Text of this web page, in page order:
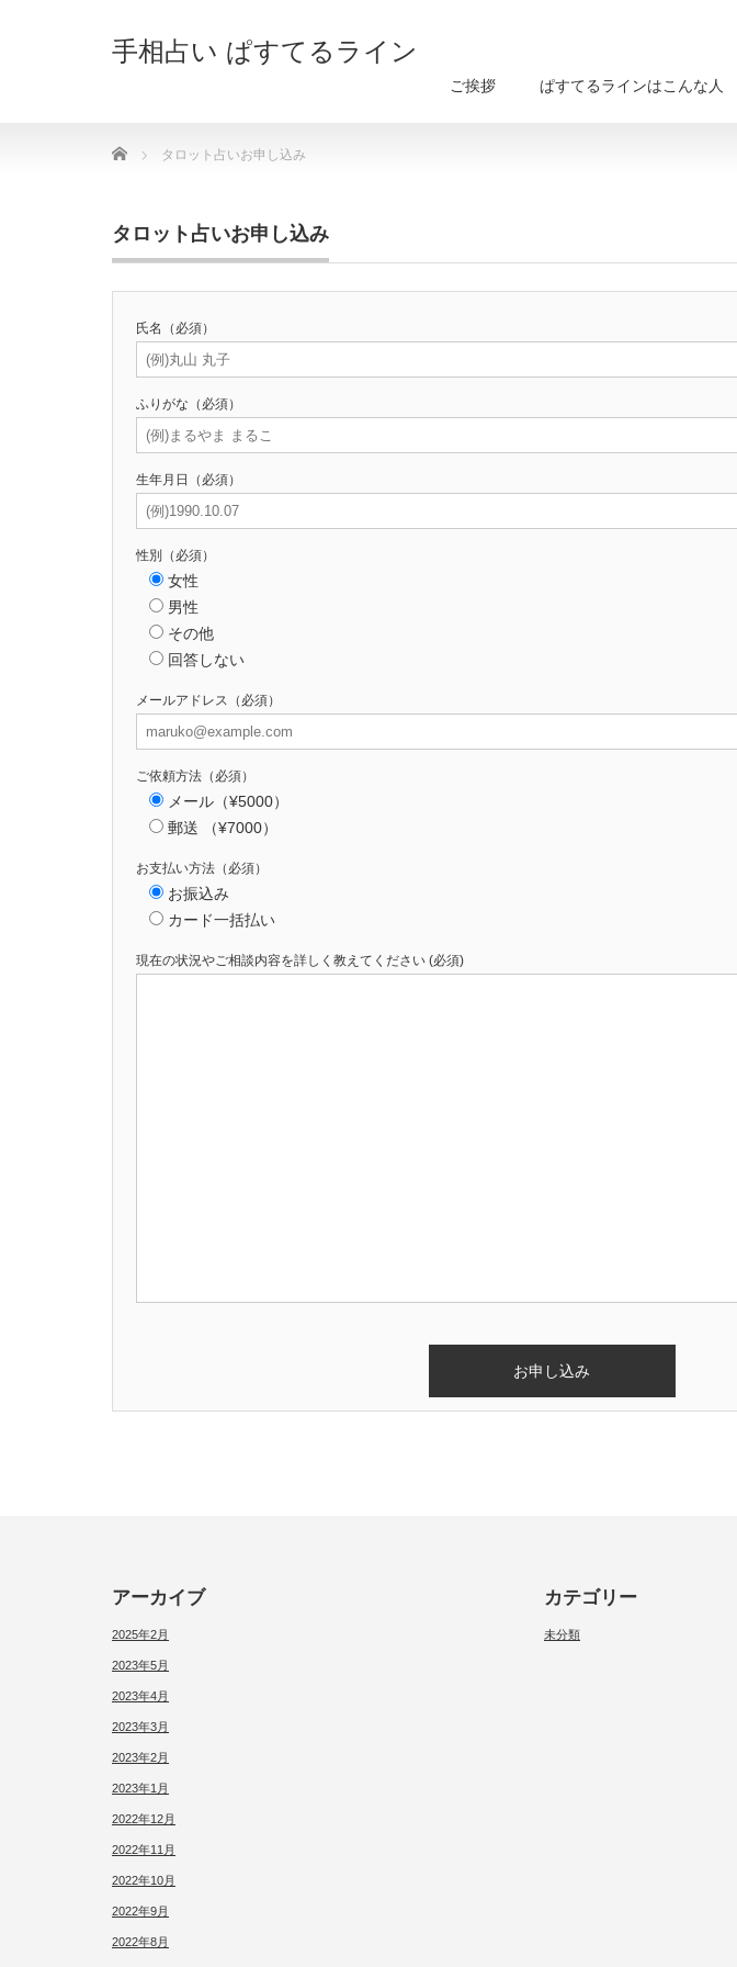
手相占い ぱすてるライン
ご挨拶 ぱすてるラインはこんな人
Home タロット占いお申し込み
タロット占いお申し込み
氏名（必須）
ふりがな（必須）
生年月日（必須）
性別（必須）
女性
男性
その他
回答しない
メールアドレス（必須）
ご依頼方法（必須）
メール（¥5000）
郵送 （¥7000）
お支払い方法（必須）
お振込み
カード一括払い
現在の状況やご相談内容を詳しく教えてください (必須)
アーカイブ
2025年2月
2023年5月
2023年4月
2023年3月
2023年2月
2023年1月
2022年12月
2022年11月
2022年10月
2022年9月
2022年8月
カテゴリー
未分類